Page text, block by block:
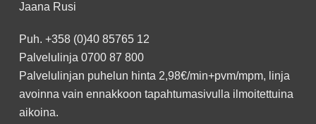
Jaana Rusi
Puh. +358 (0)40 85765 12
Palvelulinja 0700 87 800
Palvelulinjan puhelun hinta 2,98€/min+pvm/mpm, linja
avoinna vain ennakkoon tapahtumasivulla ilmoitettuina
aikoina.